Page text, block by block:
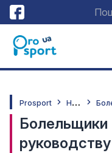
Prosport Н
овини